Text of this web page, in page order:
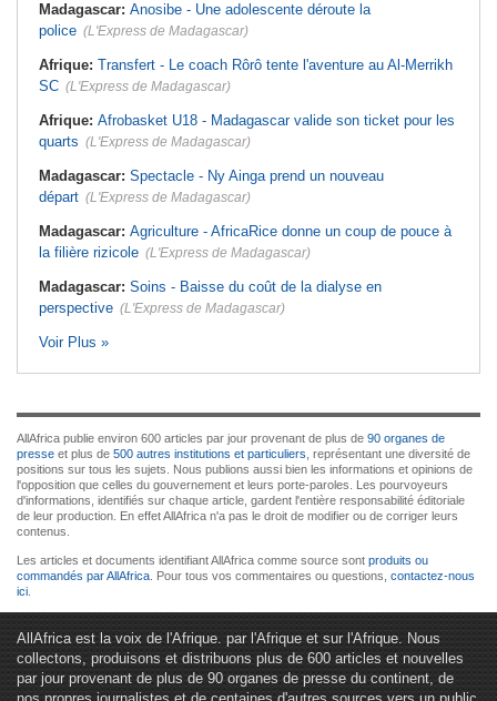
Madagascar: Anosibe - Une adolescente déroute la
police (L'Express de Madagascar)
Afrique: Transfert - Le coach Rôrô tente l'aventure au Al-Merrikh
SC (L'Express de Madagascar)
Afrique: Afrobasket U18 - Madagascar valide son ticket pour les
quarts (L'Express de Madagascar)
Madagascar: Spectacle - Ny Ainga prend un nouveau
départ (L'Express de Madagascar)
Madagascar: Agriculture - AfricaRice donne un coup de pouce à
la filière rizicole (L'Express de Madagascar)
Madagascar: Soins - Baisse du coût de la dialyse en
perspective (L'Express de Madagascar)
Voir Plus »
AllAfrica publie environ 600 articles par jour provenant de plus de 90 organes de
presse et plus de 500 autres institutions et particuliers , représentant une diversité de
positions sur tous les sujets. Nous publions aussi bien les informations et opinions de
l'opposition que celles du gouvernement et leurs porte-paroles. Les pourvoyeurs
d'informations, identifiés sur chaque article, gardent l'entière responsabilité éditoriale
de leur production. En effet AllAfrica n'a pas le droit de modifier ou de corriger leurs
contenus.
Les articles et documents identifiant AllAfrica comme source sont produits ou
commandés par AllAfrica . Pour tous vos commentaires ou questions, contactez-nous
ici
AllAfrica est la voix de l'Afrique. par l'Afrique et sur l'Afrique. Nous
collectons, produisons et distribuons plus de 600 articles et nouvelles
par jour provenant de plus de 90 organes de presse du continent, de